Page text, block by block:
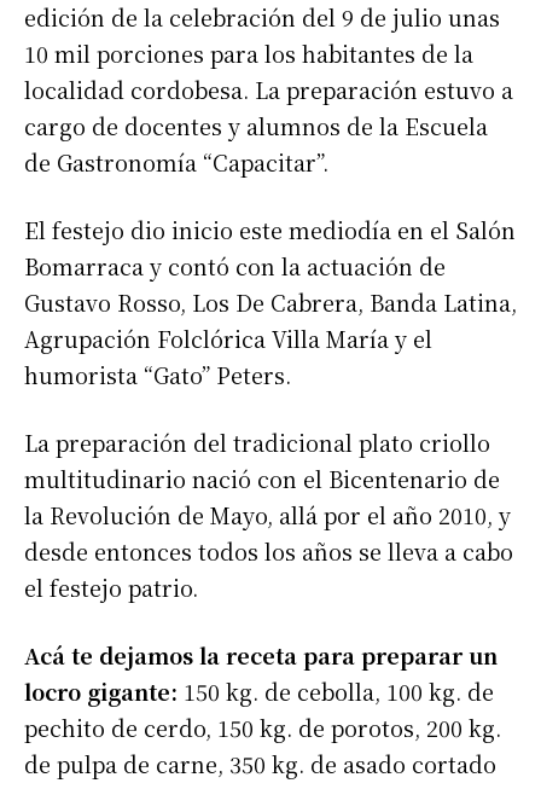
edición de la celebración del 9 de julio unas
10 mil porciones para los habitantes de la
localidad cordobesa. La preparación estuvo a
cargo de docentes y alumnos de la Escuela
de Gastronomía “Capacitar”.
El festejo dio inicio este mediodía en el Salón
Bomarraca y contó con la actuación de
Gustavo Rosso, Los De Cabrera, Banda Latina,
Agrupación Folclórica Villa María y el
humorista “Gato” Peters.
La preparación del tradicional plato criollo
multitudinario nació con el Bicentenario de
la Revolución de Mayo, allá por el año 2010, y
desde entonces todos los años se lleva a cabo
el festejo patrio.
Acá te dejamos la receta para preparar un
locro gigante: 150 kg. de cebolla, 100 kg. de
pechito de cerdo, 150 kg. de porotos, 200 kg.
de pulpa de carne, 350 kg. de asado cortado